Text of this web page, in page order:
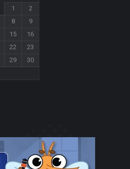
1
2
8
9
15
16
22
23
29
30